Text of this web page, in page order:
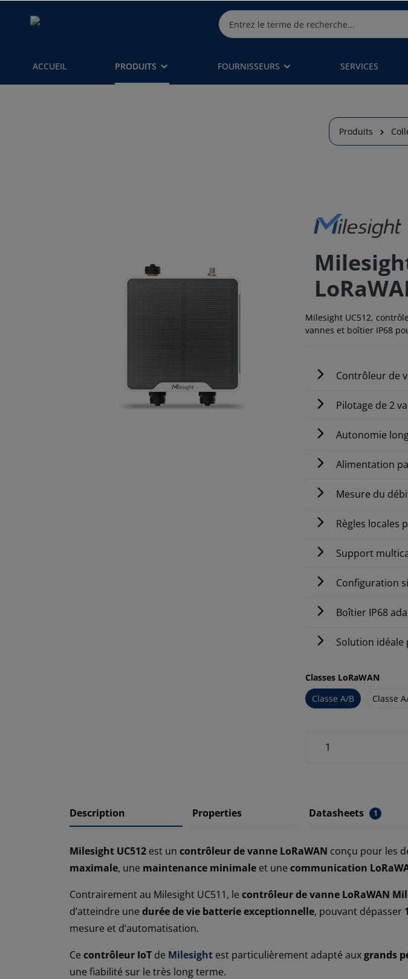
ACCUEIL PRODUITS FOURNISSEURS SERVICES
Produits
Milesight UC512,
vannes et boîtier IP68
Contrôleur de
Pilotage de 2
Autonomie
Alimentation
Mesure du
Règles locales
Support
Configuration
Boîtier IP68
Solution idéale
Classes LoRaWAN
Classe A/B
Classe
Description Properties Datasheets 1
Milesight UC512 est un contrôleur de vanne LoRaWAN conçu pour les
maximale, une maintenance minimale et une communication
Contrairement au Milesight UC511, le contrôleur de vanne LoRaWAN
d’atteindre une durée de vie batterie exceptionnelle, pouvant dépasser
mesure et d’automatisation.
Ce contrôleur IoT de Milesight est particulièrement adapté auxgrands
une fiabilité sur le très long terme.